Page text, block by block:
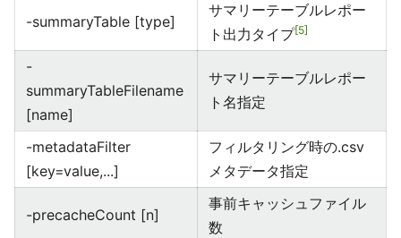
-summaryTable [type]
サマリーテーブルレポー
ト出力タイプ 5
-
summaryTableFilename
[name]
サマリーテーブルレポー
ト名指定
-metadataFilter
[key=value,...]
フィルタリング時の.csv
メタデータ指定
-precacheCount [n]
事前キャッシュファイル
数